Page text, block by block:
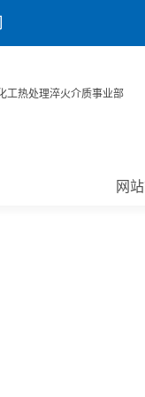
网